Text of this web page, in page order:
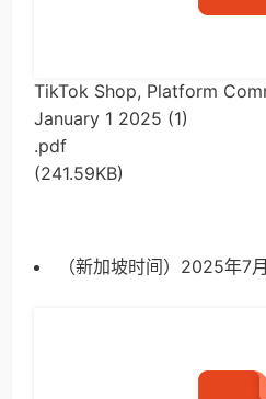
TikTok Shop, Platform
January 1 2025 (1)
.pdf
(241.59KB)
（新加坡时间）2025年7月